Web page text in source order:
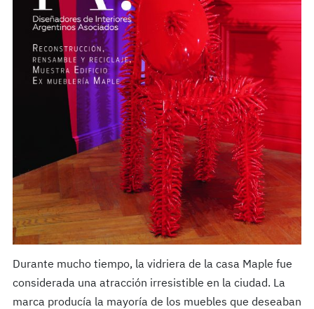
Durante mucho tiempo, la vidriera de la casa Maple fue
considerada una atracción irresistible en la ciudad. La
marca producía la mayoría de los muebles que deseaban